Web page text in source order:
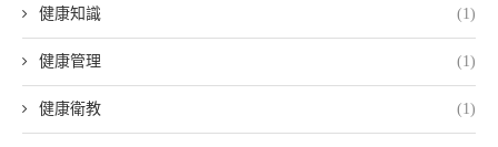
健康知識 (1)
健康管理 (1)
健康衛教 (1)